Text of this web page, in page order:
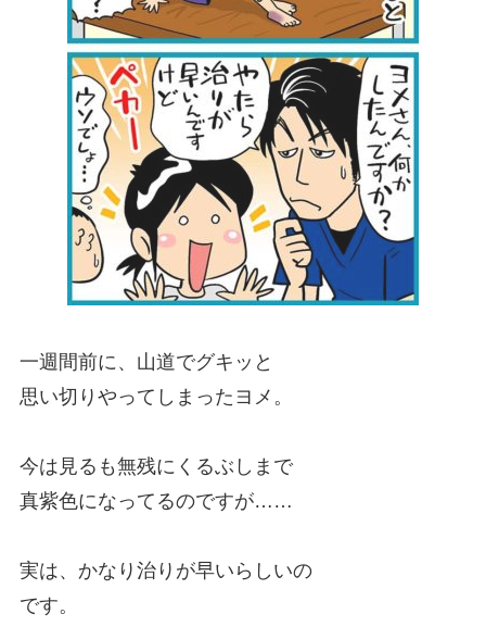
一週間前に、山道でグキッと
思い切りやってしまったヨメ。
今は見るも無残にくるぶしまで
真紫色になってるのですが……
実は、かなり治りが早いらしいの
です。